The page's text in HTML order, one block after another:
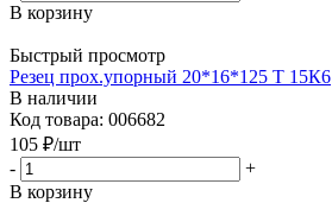
В корзину
Быстрый просмотр
Резец прох.упорный 20*16*125 Т 15К6
В наличии
Код товара: 006682
105 ₽/шт
-
+
В корзину